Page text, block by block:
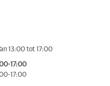
13:00 tot 17:00
17:00
17:00